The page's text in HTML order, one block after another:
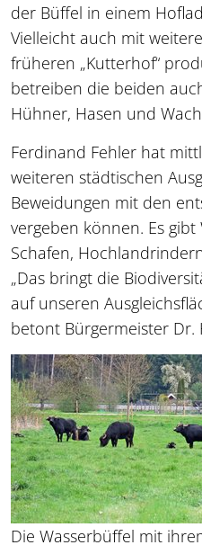
der Büffel in einem
Vielleicht auch mit
früheren „Kutterhof“
betreiben die beiden
Hühner, Hasen und
Ferdinand Fehler hat
weiteren städtischen
Beweidungen mit den
vergeben können. Es
Schafen,
„Das bringt die
auf unseren
betont Bürgermeister Dr.
Die Wasserbüffel mit